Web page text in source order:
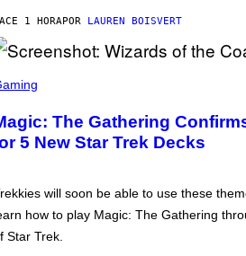
1 HORAPOR LAUREN BOISVERT
The Gathering
5 New Star Trek Decks
will soon be able to use these
how to play Magic: The Gathering
Star Trek.